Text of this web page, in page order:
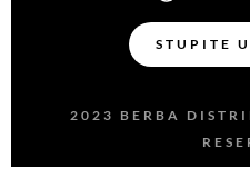
STUPITE
2023 BERBA